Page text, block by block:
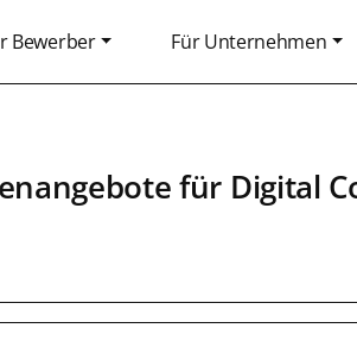
Bewerber Für Unternehmen
für Digital